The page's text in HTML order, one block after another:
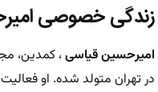
زندگی خصوصی
امیرحسین قیاسی
در تهران متولد شده. او